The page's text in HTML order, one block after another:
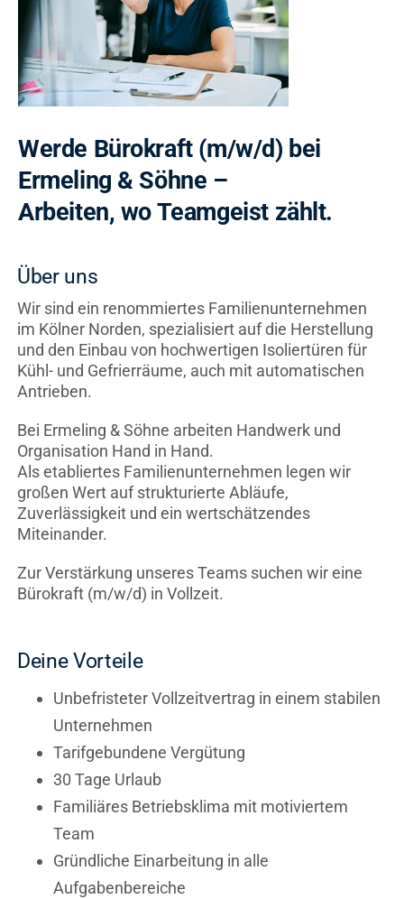
Werde Bürokraft (m/w/d) bei
Ermeling & Söhne –
Arbeiten, wo Teamgeist zählt.
Über uns
Wir sind ein renommiertes Familienunternehmen
im Kölner Norden, spezialisiert auf die Herstellung
und den Einbau von hochwertigen Isoliertüren für
Kühl- und Gefrierräume, auch mit automatischen
Antrieben.
Bei Ermeling & Söhne arbeiten Handwerk und
Organisation Hand in Hand.
Als etabliertes Familienunternehmen legen wir
großen Wert auf strukturierte Abläufe,
Zuverlässigkeit und ein wertschätzendes
Miteinander.
Zur Verstärkung unseres Teams suchen wir eine
Bürokraft (m/w/d) in Vollzeit.
Deine Vorteile
Unbefristeter Vollzeitvertrag in einem stabilen
Unternehmen
Tarifgebundene Vergütung
30 Tage Urlaub
Familiäres Betriebsklima mit motiviertem
Team
Gründliche Einarbeitung in alle
Aufgabenbereiche